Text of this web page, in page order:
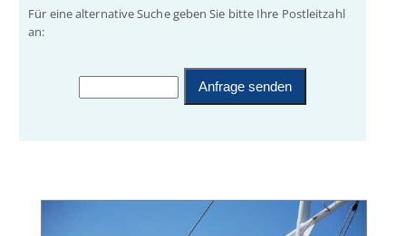
Für eine alternative Suche geben Sie bitte Ihre Postleitzahl
an: